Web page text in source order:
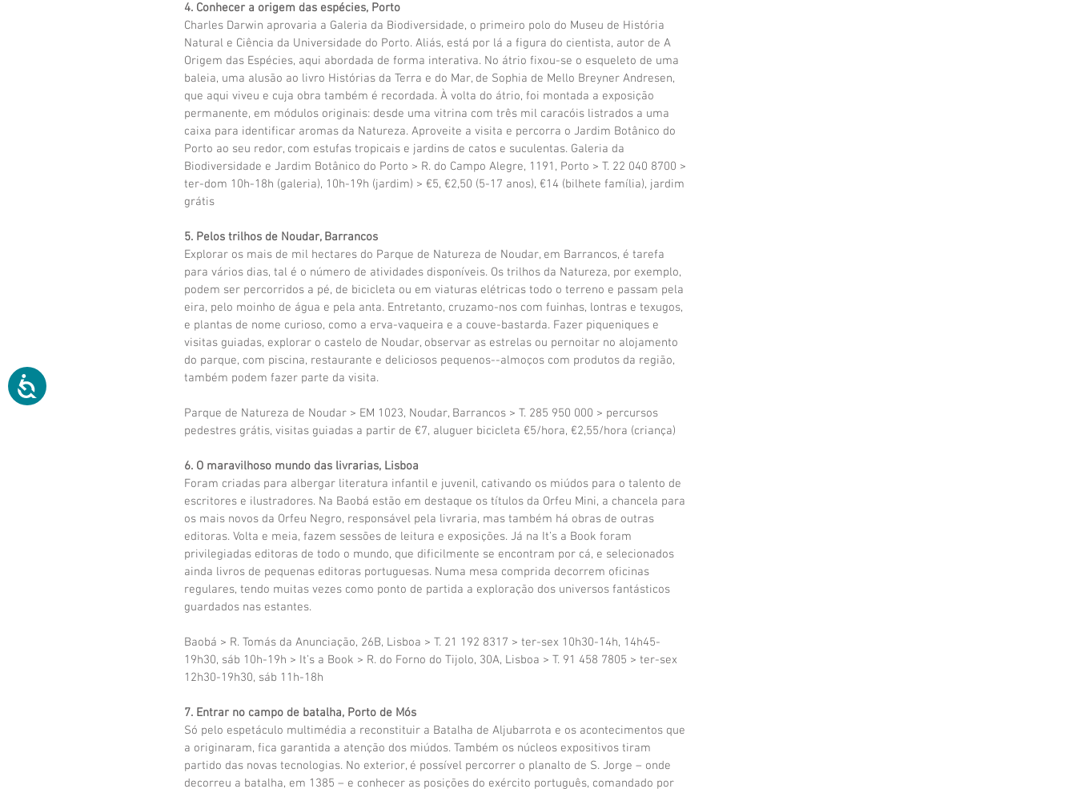
4. Conhecer a origem das espécies, Porto
Charles Darwin aprovaria a Galeria da Biodiversidade, o primeiro polo do Museu de História
Natural e Ciência da Universidade do Porto. Aliás, está por lá a figura do cientista, autor de A
Origem das Espécies, aqui abordada de forma interativa. No átrio fixou-se o esqueleto de uma
baleia, uma alusão ao livro Histórias da Terra e do Mar, de Sophia de Mello Breyner Andresen,
que aqui viveu e cuja obra também é recordada. À volta do átrio, foi montada a exposição
permanente, em módulos originais: desde uma vitrina com três mil caracóis listrados a uma
caixa para identificar aromas da Natureza. Aproveite a visita e percorra o Jardim Botânico do
Porto ao seu redor, com estufas tropicais e jardins de catos e suculentas. Galeria da
Biodiversidade e Jardim Botânico do Porto > R. do Campo Alegre, 1191, Porto > T. 22 040 8700 >
ter-dom 10h-18h (galeria), 10h-19h (jardim) > €5, €2,50 (5-17 anos), €14 (bilhete família), jardim
grátis
5. Pelos trilhos de Noudar, Barrancos
Explorar os mais de mil hectares do Parque de Natureza de Noudar, em Barrancos, é tarefa
para vários dias, tal é o número de atividades disponíveis. Os trilhos da Natureza, por exemplo,
podem ser percorridos a pé, de bicicleta ou em viaturas elétricas todo o terreno e passam pela
eira, pelo moinho de água e pela anta. Entretanto, cruzamo-nos com fuinhas, lontras e texugos,
e plantas de nome curioso, como a erva-vaqueira e a couve-bastarda. Fazer piqueniques e
visitas guiadas, explorar o castelo de Noudar, observar as estrelas ou pernoitar no alojamento
do parque, com piscina, restaurante e deliciosos pequenos--almoços com produtos da região,
também podem fazer parte da visita.
Parque de Natureza de Noudar > EM 1023, Noudar, Barrancos > T. 285 950 000 > percursos
pedestres grátis, visitas guiadas a partir de €7, aluguer bicicleta €5/hora, €2,55/hora (criança)
6. O maravilhoso mundo das livrarias, Lisboa
Foram criadas para albergar literatura infantil e juvenil, cativando os miúdos para o talento de
escritores e ilustradores. Na Baobá estão em destaque os títulos da Orfeu Mini, a chancela para
os mais novos da Orfeu Negro, responsável pela livraria, mas também há obras de outras
editoras. Volta e meia, fazem sessões de leitura e exposições. Já na It’s a Book foram
privilegiadas editoras de todo o mundo, que dificilmente se encontram por cá, e selecionados
ainda livros de pequenas editoras portuguesas. Numa mesa comprida decorrem oficinas
regulares, tendo muitas vezes como ponto de partida a exploração dos universos fantásticos
guardados nas estantes.
Baobá > R. Tomás da Anunciação, 26B, Lisboa > T. 21 192 8317 > ter-sex 10h30-14h, 14h45-
19h30, sáb 10h-19h > It’s a Book > R. do Forno do Tijolo, 30A, Lisboa > T. 91 458 7805 > ter-sex
12h30-19h30, sáb 11h-18h
7. Entrar no campo de batalha, Porto de Mós
Só pelo espetáculo multimédia a reconstituir a Batalha de Aljubarrota e os acontecimentos que
a originaram, fica garantida a atenção dos miúdos. Também os núcleos expositivos tiram
partido das novas tecnologias. No exterior, é possível percorrer o planalto de S. Jorge – onde
decorreu a batalha, em 1385 – e conhecer as posições do exército português, comandado por